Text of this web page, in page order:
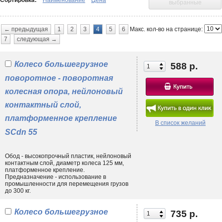
Что делать, если Вы находитесь в регионе, и нет возможности купить
доступных вариантов, выбрав нужные Вам товары, транспортную
компанию и способ оплаты. По телефону и электронной почте можно
получить квалифицированную поддержку со стороны профильных
специалистов, избавляя себя от любого рода неудобств удаленного
взаимодействия!
выбранные
Макс. кол-во на странице:
← предыдущая 1 2 3 4 5
6
7
следующая →
588 р.
В список желаний
Колесо большегрузное
поворотное - поворотная
колесная опора, нейлоновый
контактный слой,
платформенное крепление
SCdn 55
Обод - высокопрочный пластик, нейлоновый
контактным слой, диаметр колеса 125 мм,
платформенное крепление.
Предназначение - использование в
промышленности для перемещения грузов
до 300 кг.
735 р.
Колесо большегрузное